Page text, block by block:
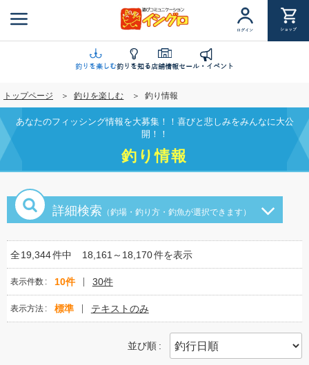
ン
に
移
動
ログイン ショップ
釣りを楽しむ釣りを知る店舗情報セール・イベント
トップページ 釣りを楽しむ 釣り情報
あなたのフィッシング情報を大募集！！喜びと悲しみをみんなに大公
開！！
釣り情報
詳細検索 （釣場・釣り方・釣魚が選択できます）
全19,344件中 18,161～18,170件を表示
表示件数 10件 30件
表示方法 標準 テキストのみ
並び順